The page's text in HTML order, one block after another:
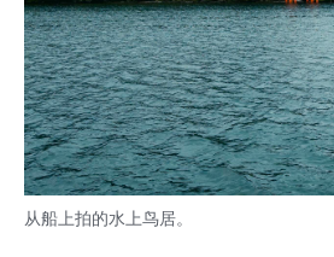
从船上拍的水上鸟居。